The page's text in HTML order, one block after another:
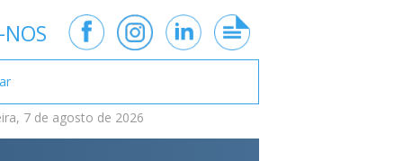
7 de agosto de 2026